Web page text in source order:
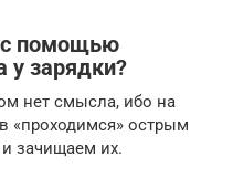
с помощью
у зарядки?
нет смысла, ибо на
«проходимся» острым
зачищаем их.